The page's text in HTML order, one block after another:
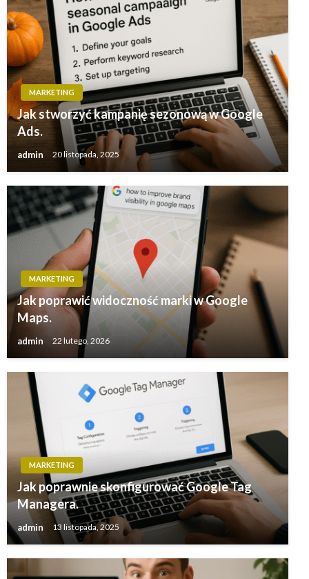
MARKETING
Jak stworzyć kampanię sezonową w Google
Ads.
admin 20 listopada, 2025
MARKETING
Jak poprawić widoczność marki w Google
Maps.
admin 22 lutego, 2026
MARKETING
Jak poprawnie skonfigurować Google Tag
Managera.
admin 13 listopada, 2025